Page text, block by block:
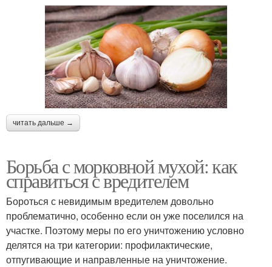
читать дальше →
Борьба с морковной мухой: как
справиться с вредителем
Бороться с невидимым вредителем довольно
проблематично, особенно если он уже поселился на
участке. Поэтому меры по его уничтожению условно
делятся на три категории: профилактические,
отпугивающие и направленные на уничтожение.